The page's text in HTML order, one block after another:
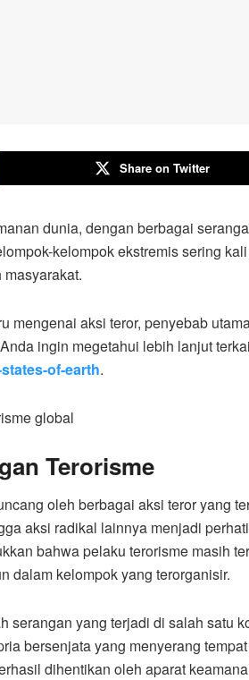
Share on Twitter
dunia, dengan berbagai
kelompok ekstremis sering
mengenai aksi teror, penyebab
ingin megetahui lebih lanjut
of-earth.
Terorisme
oleh berbagai aksi teror yang
aksi radikal lainnya menjadi
bahwa pelaku terorisme masih
dalam kelompok yang terorganisir.
serangan yang terjadi di salah satu
bersenjata yang menyerang
dihentikan oleh aparat